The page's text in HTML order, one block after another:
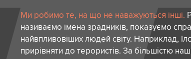
Ми робимо те, на що не наважуються інші.
називаємо імена зрадників, показуємо
найвпливовіших людей світу. Наприклад,
прирівняти до терористів. За більшістю